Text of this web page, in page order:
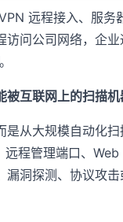
远程接入、服务
问公司网络，企
互联网上的扫描机
从大规模自动化
程管理端口、
洞探测、协议攻